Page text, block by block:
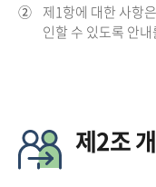
② 제1항에 대한 사항
인할 수 있도록 안
제2조